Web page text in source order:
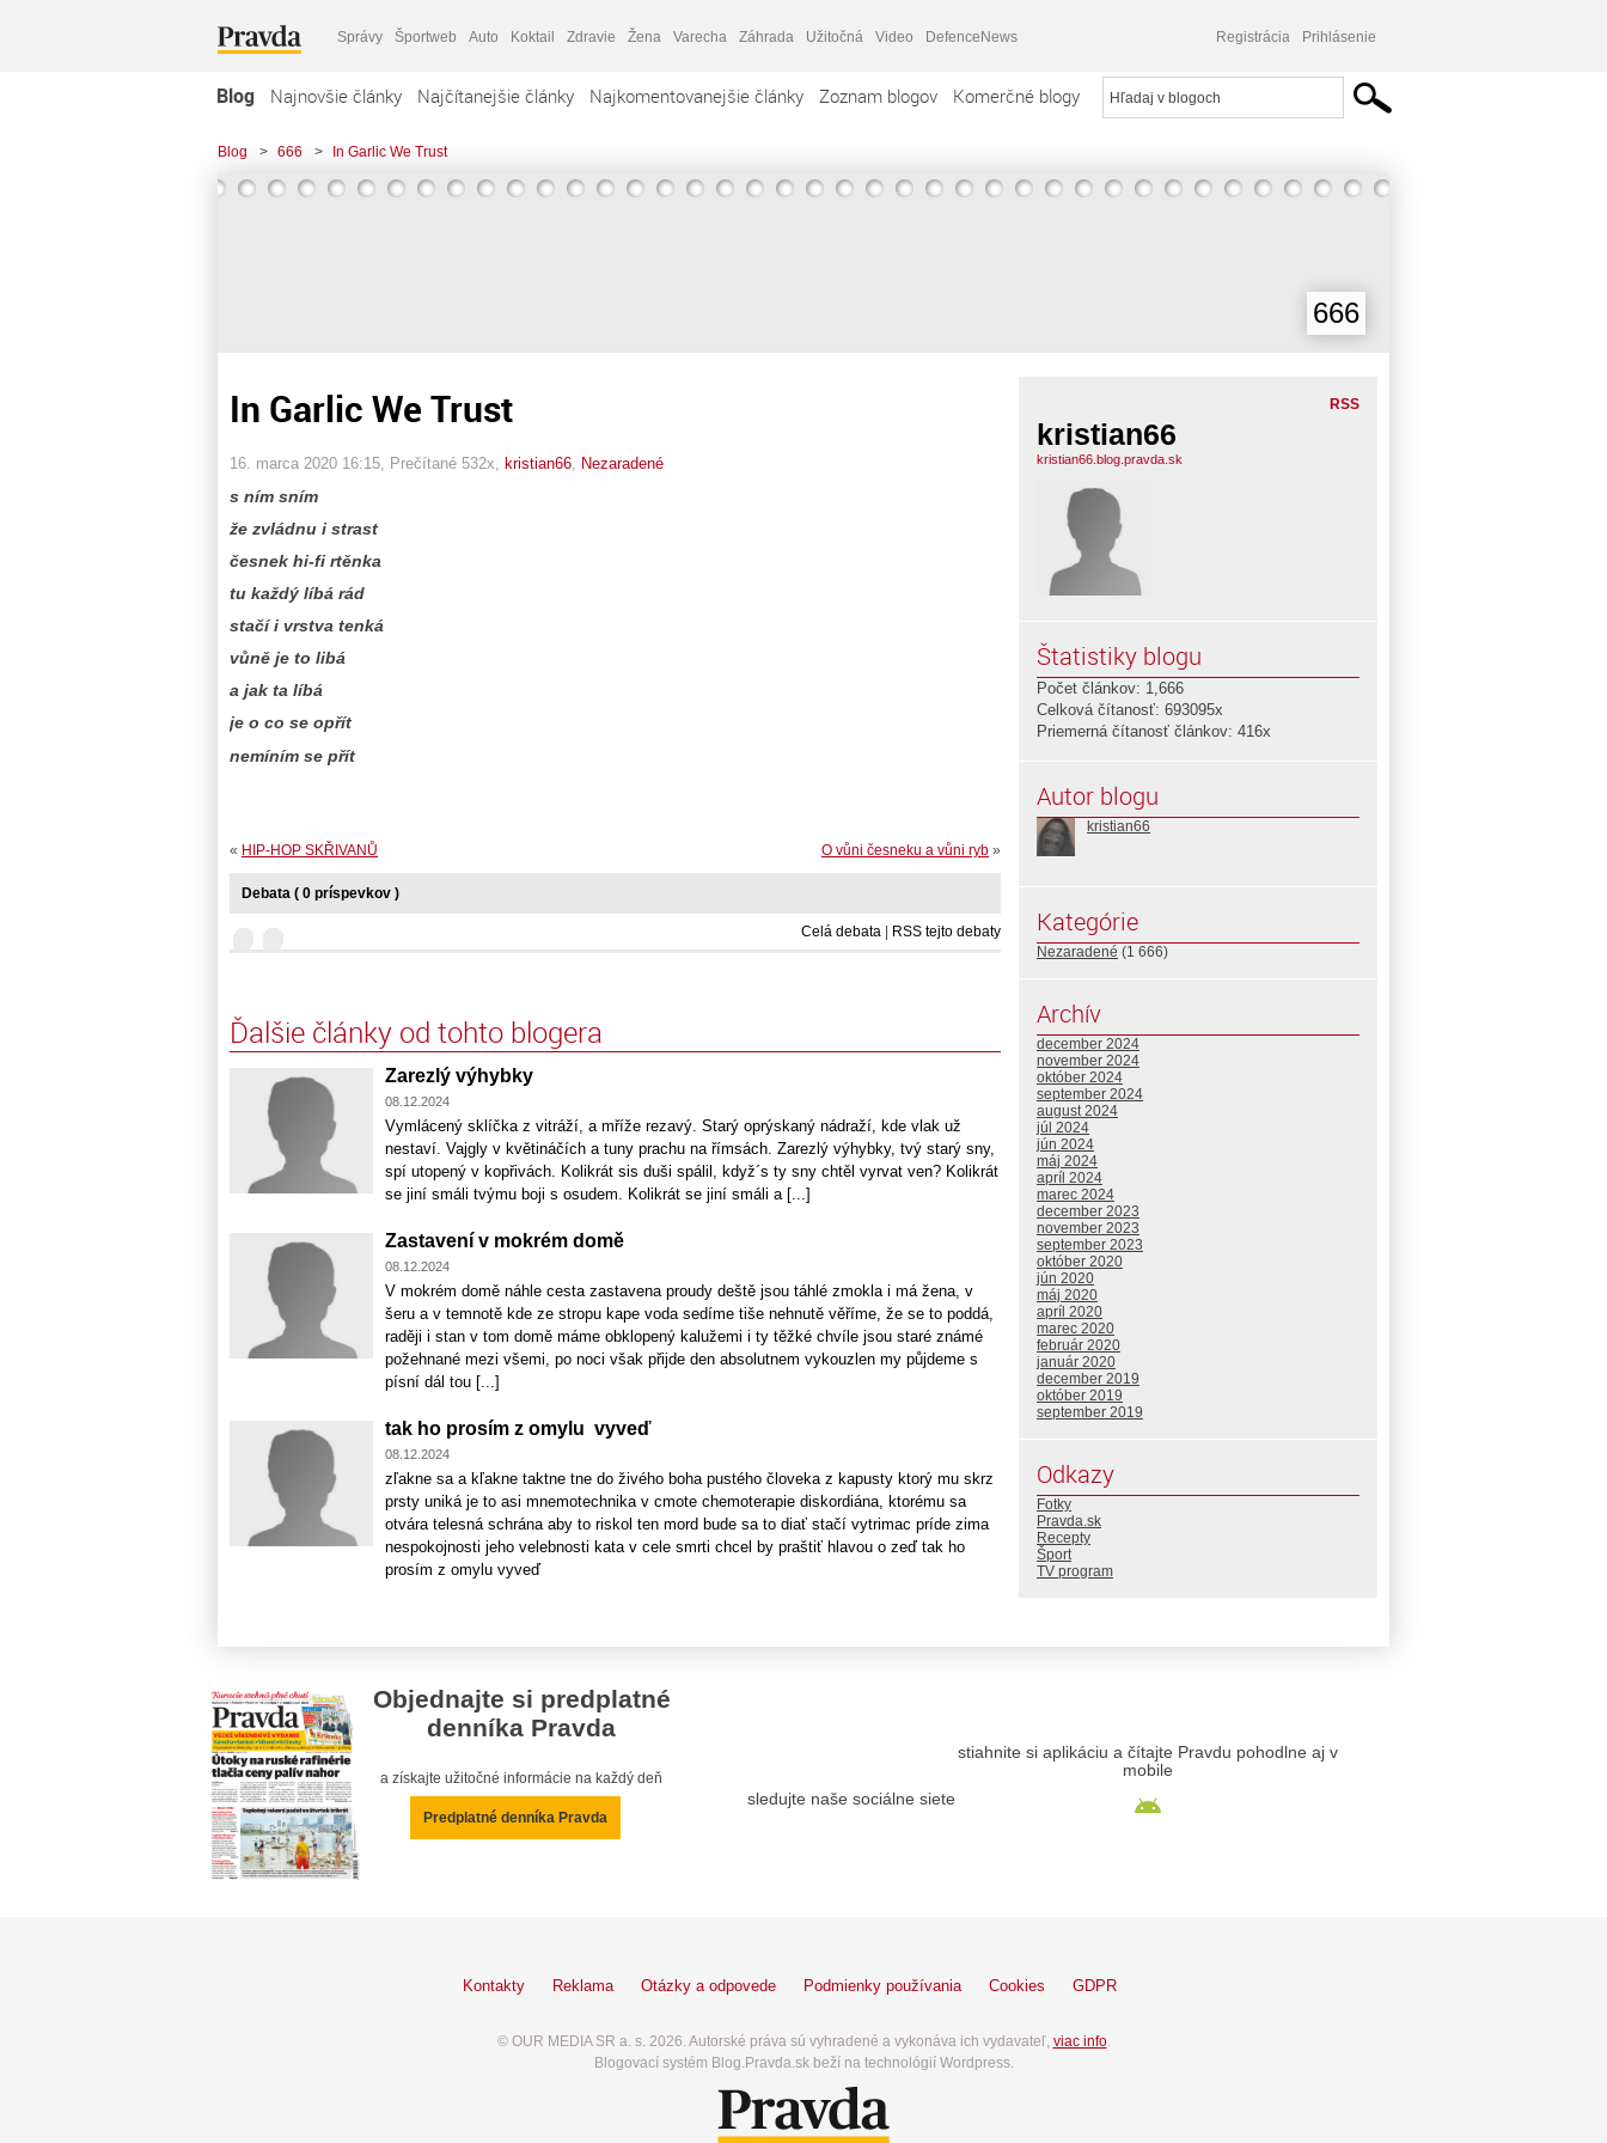
Správy Športweb Auto Koktail Zdravie Žena Varecha Záhrada Užitočná Video DefenceNews Registrácia Prihlásenie
Blog Najnovšie články Najčítanejšie články Najkomentovanejšie články Zoznam blogov Komerčné blogy
Blog > 666 > In Garlic We Trust
666
In Garlic We Trust
16. marca 2020 16:15 , Prečítané 532x, kristian66 Nezaradené
s ním sním
že zvládnu i strast
česnek hi-fi rtěnka
tu každý líbá rád
stačí i vrstva tenká
vůně je to libá
a jak ta líbá
je o co se opřít
nemíním se přít
O vůni česneku a vůni ryb »
« HIP-HOP SKŘIVANŮ
Debata ( 0 príspevkov )
Celá debata | RSS tejto debaty
Ďalšie články od tohto blogera
Zarezlý výhybky
08.12.2024
Vymlácený sklíčka z vitráží, a mříže rezavý. Starý oprýskaný nádraží, kde vlak už
nestaví. Vajgly v květináčích a tuny prachu na římsách. Zarezlý výhybky, tvý starý sny,
spí utopený v kopřivách. Kolikrát sis duši spálil, když´s ty sny chtěl vyrvat ven? Kolikrát
se jiní smáli tvýmu boji s osudem. Kolikrát se jiní smáli a [...]
Zastavení v mokrém domě
08.12.2024
V mokrém domě náhle cesta zastavena proudy deště jsou táhlé zmokla i má žena, v
šeru a v temnotě kde ze stropu kape voda sedíme tiše nehnutě věříme, že se to poddá,
raději i stan v tom domě máme obklopený kalužemi i ty těžké chvíle jsou staré známé
požehnané mezi všemi, po noci však přijde den absolutnem vykouzlen my půjdeme s
písní dál tou [...]
tak ho prosím z omylu vyveď
08.12.2024
zľakne sa a kľakne taktne tne do živého boha pustého človeka z kapusty ktorý mu skrz
prsty uniká je to asi mnemotechnika v cmote chemoterapie diskordiána, ktorému sa
otvára telesná schrána aby to riskol ten mord bude sa to diať stačí vytrimac príde zima
nespokojnosti jeho velebnosti kata v cele smrti chcel by praštiť hlavou o zeď tak ho
prosím z omylu vyveď
RSS
kristian66
kristian66.blog.pravda.sk
Štatistiky blogu
Počet článkov: 1,666
Celková čítanosť: 693095x
Priemerná čítanosť článkov: 416x
Autor blogu
kristian66
Kategórie
Nezaradené (1 666)
Archív
december 2024
november 2024
október 2024
september 2024
august 2024
júl 2024
jún 2024
máj 2024
apríl 2024
marec 2024
december 2023
november 2023
september 2023
október 2020
jún 2020
máj 2020
apríl 2020
marec 2020
február 2020
január 2020
december 2019
október 2019
september 2019
Odkazy
Fotky
Pravda.sk
Recepty
Šport
TV program
Objednajte si predplatné
denníka Pravda
a získajte užitočné informácie na každý deň
Predplatné denníka Pravda
sledujte naše sociálne siete
stiahnite si aplikáciu a čítajte Pravdu pohodlne aj v
mobile
Kontakty Reklama Otázky a odpovede Podmienky používania Cookies GDPR
© OUR MEDIA SR a. s. 2026. Autorské práva sú vyhradené a vykonáva ich vydavateľ, viac info.
Blogovací systém Blog.Pravda.sk beží na technológií Wordpress.